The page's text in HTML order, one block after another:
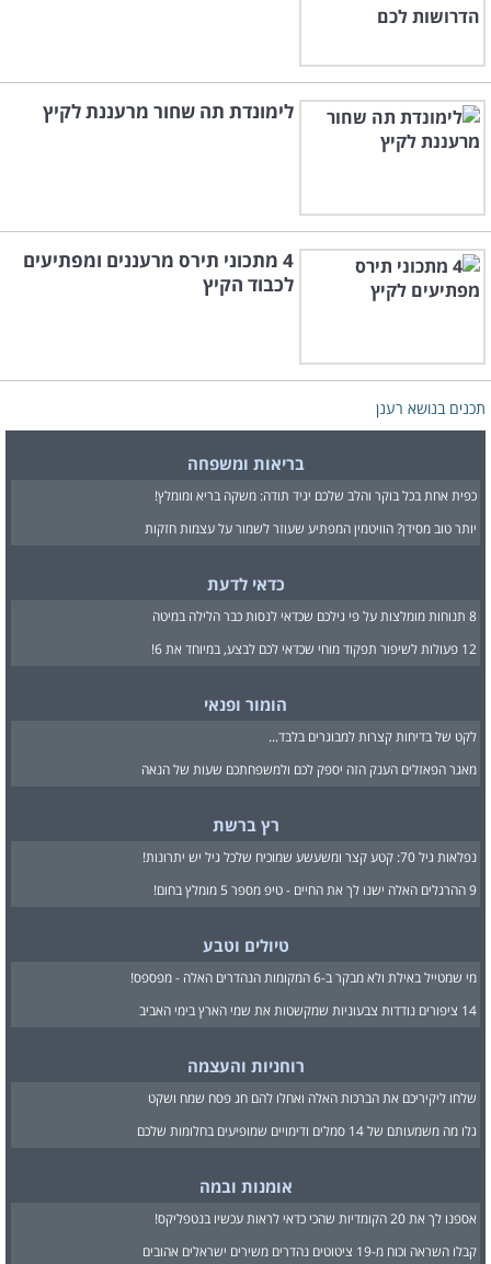
לימונדת תה שחור מרעננת לקיץ
4 מתכוני תירס מרעננים ומפתיעים
לכבוד הקיץ
תכנים בנושא רענן
בריאות ומשפחה
כפית אחת בכל בוקר והלב שלכם יגיד תודה: משקה בריא ומומלץ!
יותר טוב מסידן? הוויטמין המפתיע שעוזר לשמור על עצמות חזקות
כדאי לדעת
8 תנוחות מומלצות על פי גילכם שכדאי לנסות כבר הלילה במיטה
12 פעולות לשיפור תפקוד מוחי שכדאי לכם לבצע, במיוחד את 6!
הומור ופנאי
לקט של בדיחות קצרות למבוגרים בלבד...
מאגר הפאזלים הענק הזה יספק לכם ולמשפחתכם שעות של הנאה
רץ ברשת
נפלאות גיל 70: קטע קצר ומשעשע שמוכיח שלכל גיל יש יתרונות!
9 ההרגלים האלה ישנו לך את החיים - טיפ מספר 5 מומלץ בחום!
טיולים וטבע
מי שמטייל באילת ולא מבקר ב-6 המקומות הנהדרים האלה - מפספס!
14 ציפורים נודדות צבעוניות שמקשטות את שמי הארץ בימי האביב
רוחניות והעצמה
שלחו ליקיריכם את הברכות האלה ואחלו להם חג פסח שמח ושקט
גלו מה משמעותם של 14 סמלים ודימויים שמופיעים בחלומות שלכם
אומנות ובמה
אספנו לך את 20 הקומדיות שהכי כדאי לראות עכשיו בנטפליקס!
קבלו השראה וכוח מ-19 ציטוטים נהדרים משירים ישראלים אהובים